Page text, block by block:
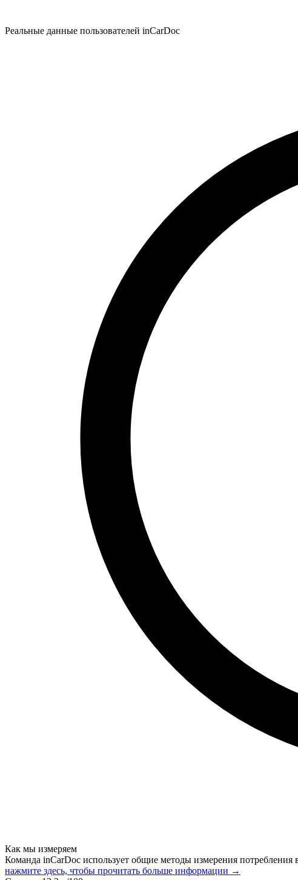
Реальные данные пользователей inCarDoc
Как мы измеряем
Команда inCarDoc использует общие методы измерения потребления
нажмите здесь, чтобы прочитать больше информации →